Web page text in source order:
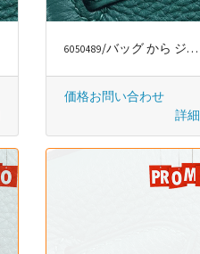
6050489/バッグ から ジミー・チュウ/JIMMY CHOO
価格お問い合わせ
詳細